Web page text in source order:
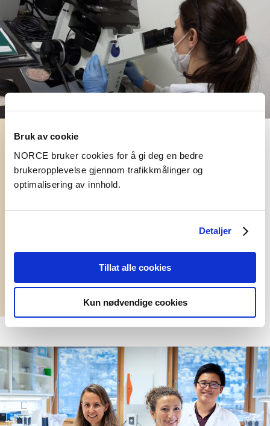
Bruk av cookie
NORCE bruker cookies for å gi deg en bedre
brukeropplevelse gjennom trafikkmålinger og
optimalisering av innhold.
Detaljer
Tillat alle cookies
Kun nødvendige cookies
Nasjonalt kompetansesenter for
biosikkerhet
samfunn har et spesielt ansvar for å frembringe